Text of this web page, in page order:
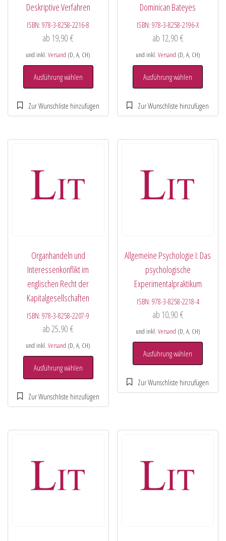
Deskriptive Verfahren
ISBN:978-3-8258-2216-8
ab 19,90€
und inkl.Versand (D, A, CH)
Ausführung wählen
Dominican Bateyes
ISBN:978-3-8258-2196-X
ab 12,90 €
und inkl. Versand (D, A, CH)
Ausführung wählen
Organhandeln und
Interessenkonflikt im
englischen Recht der
Kapitalgesellschaften
ISBN:978-3-8258-2207-9
ab 25,90€
und inkl.Versand (D, A, CH)
Ausführung wählen
Allgemeine Psychologie I: Das
psychologische
Experimentalpraktikum
ISBN: 978-3-8258-2218-4
ab 10,90 €
und inkl. Versand (D, A, CH)
Ausführung wählen